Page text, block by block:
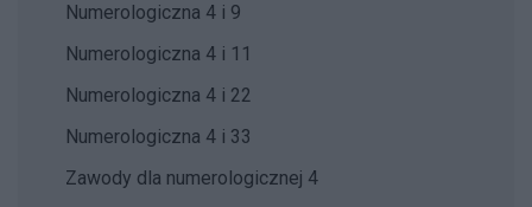
Numerologiczna 4 i 9
Numerologiczna 4 i 11
Numerologiczna 4 i 22
Numerologiczna 4 i 33
Zawody dla numerologicznej 4